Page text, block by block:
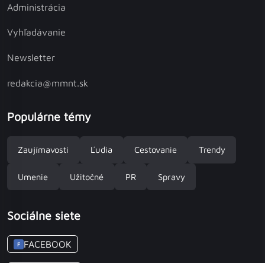
Administrácia
Vyhľadávanie
Newsletter
redakcia@mmnt.sk
Populárne témy
Zaujímavosti Ľudia Cestovanie Trendy
Umenie Užitočné PR Spravy
Sociálne siete
F FACEBOOK